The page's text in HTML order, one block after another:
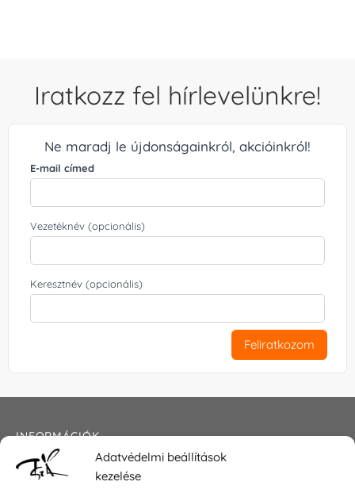
Adatvédelmi beállítások
kezelése
Iratkozz fel hírlevelünkre!
Ne maradj le újdonságainkról, akcióinkról!
E-mail címed
Vezetéknév (opcionális)
Keresztnév (opcionális)
Feliratkozom
INFORMÁCIÓK
Általános szerződési feltételek